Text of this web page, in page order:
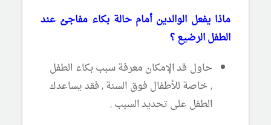
ماذا يفعل الوالدين أمام حالة بكاء مفاجئ عند
الطفل الرضيع ؟
حاول قد الإمكان معرفة سبب بكاء الطفل
, خاصة للأطفال فوق السنة , فقد يساعدك
الطفل على تحديد السبب ,